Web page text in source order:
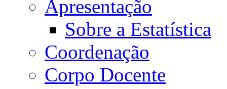
Apresentação
Sobre a Estatística
Coordenação
Corpo Docente